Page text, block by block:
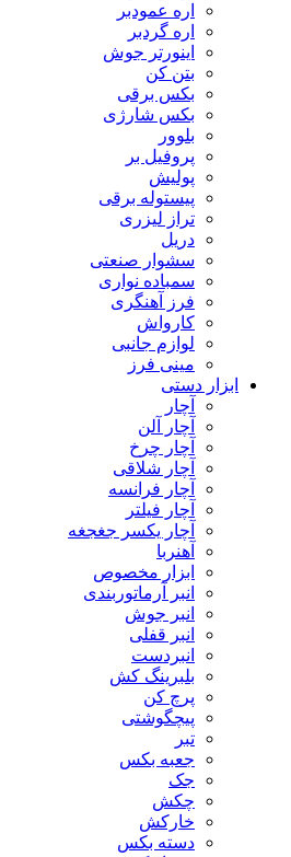
اره عمودبر
اره گردبر
اینورتر جوش
بتن کن
بکس برقی
بکس شارژی
بلوور
پروفیل بر
پولیش
پیستوله برقی
تراز لیزری
دریل
سشوار صنعتی
سمباده نواری
فرز آهنگری
کارواش
لوازم جانبی
مینی فرز
ابزار دستی
آچار
آچار آلن
آچار چرخ
آچار شلاقی
آچار فرانسه
آچار فیلتر
آچار یکسر جغجغه
آهنربا
ابزار مخصوص
انبر آرماتوربندی
انبر جوش
انبر قفلی
انبردست
بلبرینگ کش
پرچ کن
پیچگوشتی
تبر
جعبه بکس
جک
چکش
خارکش
دسته بکس